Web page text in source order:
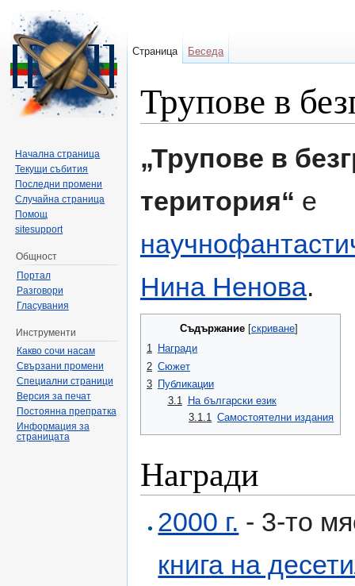
Трупове в
„Трупове в
територия“ e
Нина Ненова.
Съдържание скриване
1 Награди
2 Сюжет
3 Публикации
3.1
На български език
3.1.1 Самостоятелни издания
Награди
2000 г. - 3-то
книга на
Страница Беседа
Начална страница
Текущи събития
Последни промени
Случайна страница
Помощ
sitesupport
Общност
Портал
Разговори
Гласувания
Инструменти
Какво сочи насам
Свързани промени
Специални страници
Версия за печат
Постоянна препратка
Информация за
страницата